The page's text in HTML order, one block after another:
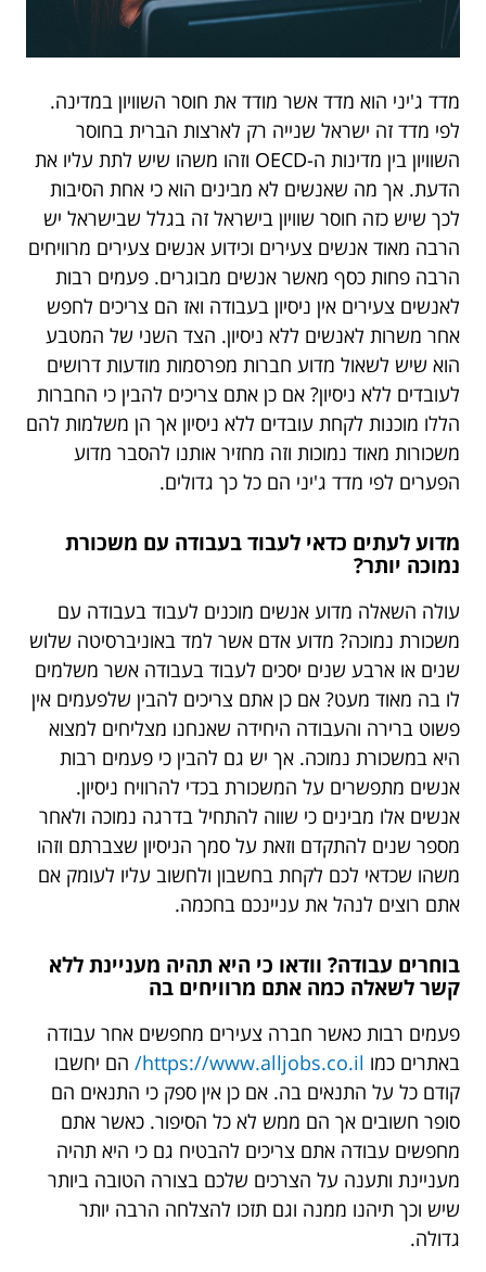
מדד ג'יני הוא מדד אשר מודד את חוסר השוויון במדינה.
לפי מדד זה ישראל שנייה רק לארצות הברית בחוסר
השוויון בין מדינות ה-OECD וזהו משהו שיש לתת עליו את
הדעת. אך מה שאנשים לא מבינים הוא כי אחת הסיבות
לכך שיש כזה חוסר שוויון בישראל זה בגלל שבישראל יש
הרבה מאוד אנשים צעירים וכידוע אנשים צעירים מרוויחים
הרבה פחות כסף מאשר אנשים מבוגרים. פעמים רבות
לאנשים צעירים אין ניסיון בעבודה ואז הם צריכים לחפש
אחר משרות לאנשים ללא ניסיון. הצד השני של המטבע
הוא שיש לשאול מדוע חברות מפרסמות מודעות דרושים
לעובדים ללא ניסיון? אם כן אתם צריכים להבין כי החברות
הללו מוכנות לקחת עובדים ללא ניסיון אך הן משלמות להם
משכורות מאוד נמוכות וזה מחזיר אותנו להסבר מדוע
הפערים לפי מדד ג'יני הם כל כך גדולים.
מדוע לעתים כדאי לעבוד בעבודה עם משכורת
נמוכה יותר?
עולה השאלה מדוע אנשים מוכנים לעבוד בעבודה עם
משכורת נמוכה? מדוע אדם אשר למד באוניברסיטה שלוש
שנים או ארבע שנים יסכים לעבוד בעבודה אשר משלמים
לו בה מאוד מעט? אם כן אתם צריכים להבין שלפעמים אין
פשוט ברירה והעבודה היחידה שאנחנו מצליחים למצוא
היא במשכורת נמוכה. אך יש גם להבין כי פעמים רבות
אנשים מתפשרים על המשכורת בכדי להרוויח ניסיון.
אנשים אלו מבינים כי שווה להתחיל בדרגה נמוכה ולאחר
מספר שנים להתקדם וזאת על סמך הניסיון שצברתם וזהו
משהו שכדאי לכם לקחת בחשבון ולחשוב עליו לעומק אם
אתם רוצים לנהל את עניינכם בחכמה.
בוחרים עבודה? וודאו כי היא תהיה מעניינת ללא
קשר לשאלה כמה אתם מרוויחים בה
פעמים רבות כאשר חברה צעירים מחפשים אחר עבודה
באתרים כמו https://www.alljobs.co.il/ הם יחשבו
קודם כל על התנאים בה. אם כן אין ספק כי התנאים הם
סופר חשובים אך הם ממש לא כל הסיפור. כאשר אתם
מחפשים עבודה אתם צריכים להבטיח גם כי היא תהיה
מעניינת ותענה על הצרכים שלכם בצורה הטובה ביותר
שיש וכך תיהנו ממנה וגם תזכו להצלחה הרבה יותר
גדולה.